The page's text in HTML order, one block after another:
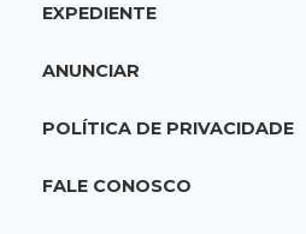
Escolas municipais lideram
EXPEDIENTE
ANUNCIAR
POLÍTICA DE PRIVACIDADE
FALE CONOSCO